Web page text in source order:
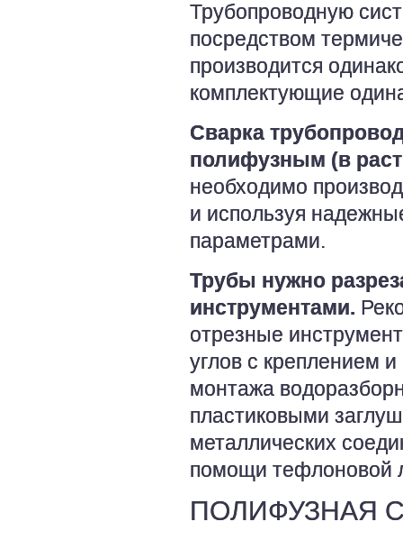
Трубопроводную
посредством
производится
комплектующие
Сварка
полифузным (в
необходимо
и используя
параметрами.
Трубы нужно
инструментами.
отрезные
углов с креплением
монтажа
пластиковыми
металлических
помощи тефлоновой
ПОЛИФУЗНАЯ